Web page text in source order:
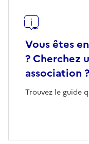
Vous êtes
? Cherchez
association ?
Trouvez le guide